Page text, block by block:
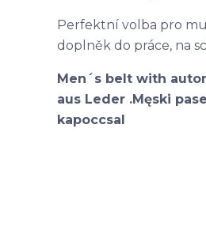
Perfektní volba pro
doplněk do práce, na
Men´s belt with
aus Leder .Męski
kapoccsal